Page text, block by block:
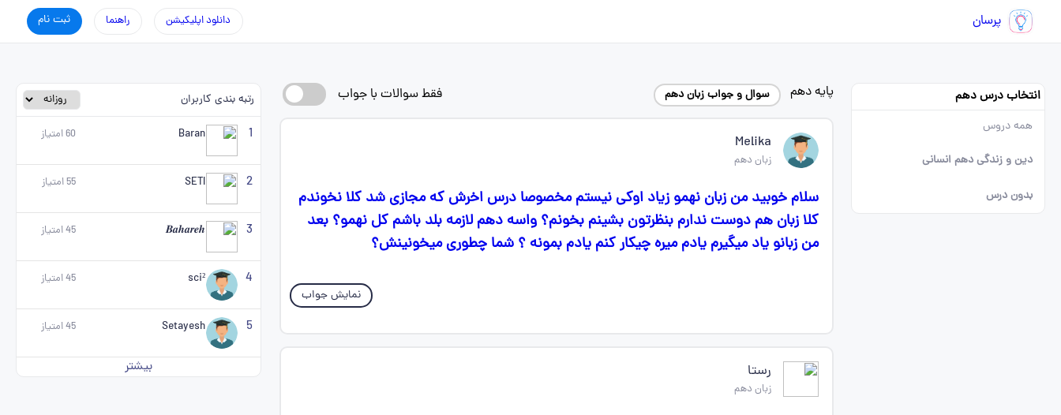
پرسان ثبت نام راهنما دانلود اپلیکیشن
انتخاب درس دهم
همه دروس
دین و زندگی دهم انسانی
بدون درس
پایه دهم سوال و جواب زبان دهم فقط سوالات با جواب
Melika
زبان دهم
سلام خوبید من زبان نهمو زیاد اوکی نیستم مخصوصا درس اخرش که مجازی شد کلا نخوندم
کلا زبان هم دوست ندارم بنظرتون بشینم بخونم؟ واسه دهم لازمه بلد باشم کل نهمو؟ بعد
من زبانو یاد میگیرم یادم میره چیکار کنم یادم بمونه ؟ شما چطوری میخونینش؟
نمایش جواب
رستا
زبان دهم
رتبه بندی کاربران
1
Baran
60امتیاز
2
SETI
55امتیاز
3
𝑩𝒂𝒉𝒂𝒓𝒆𝒉
45امتیاز
4
sci²
45امتیاز
5
Setayesh
45امتیاز
بیشتر